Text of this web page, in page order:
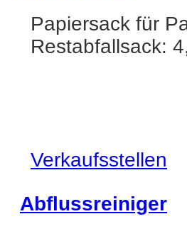
Papiersack für
Restabfallsack:
Verkaufsstellen
Abflussreiniger